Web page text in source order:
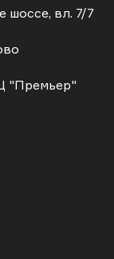
шоссе, вл. 7/7
"Премьер"